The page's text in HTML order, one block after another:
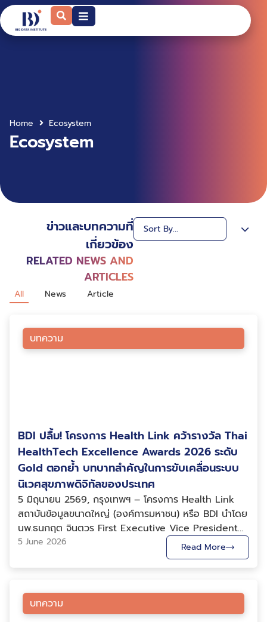
Home Ecosystem
Ecosystem
ข่าวและบทความที่
เกี่ยวข้อง
RELATED NEWS AND
ARTICLES
All News Article
บทความ
BDI ปลื้ม! โครงการ Health Link คว้ารางวัล Thai
HealthTech Excellence Awards 2026 ระดับ
Gold ตอกย้ำ บทบาทสำคัญในการขับเคลื่อนระบบ
นิเวศสุขภาพดิจิทัลของประเทศ
5 มิถุนายน 2569, กรุงเทพฯ – โครงการ Health Link
สถาบันข้อมูลขนาดใหญ่ (องค์การมหาชน) หรือ BDI นำโดย
นพ.ธนกฤต จินตวร First Executive Vice President
พญ.ปฐมพร ศิรประภาศิริ ผู้ทรงคุณวุฒิด้านบูรณาการ
ข้อมูล และ น.ส.น้ำฝน ประโพธิ์ศรี ผู้อำนวยการโครงการ
Health Link ร่วมรับโล่ประกาศเกียรติคุณ Thai
สาขา HealthTech Ecosystem Supporter จากสมาคม
การค้าเฮลท์เทคไทย (Thai HealthTech Association:
5 June 2026 Read More
บทความ